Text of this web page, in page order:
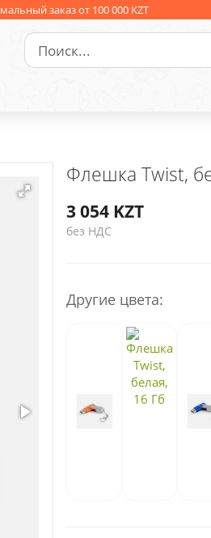
заказ от 100 000 KZT
Флешка Twist,
3 054 KZT
без НДС
Другие цвета: